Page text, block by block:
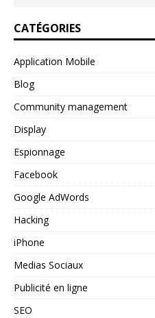
CATÉGORIES
Application Mobile
Blog
Community management
Display
Espionnage
Facebook
Google AdWords
Hacking
iPhone
Medias Sociaux
Publicité en ligne
SEO